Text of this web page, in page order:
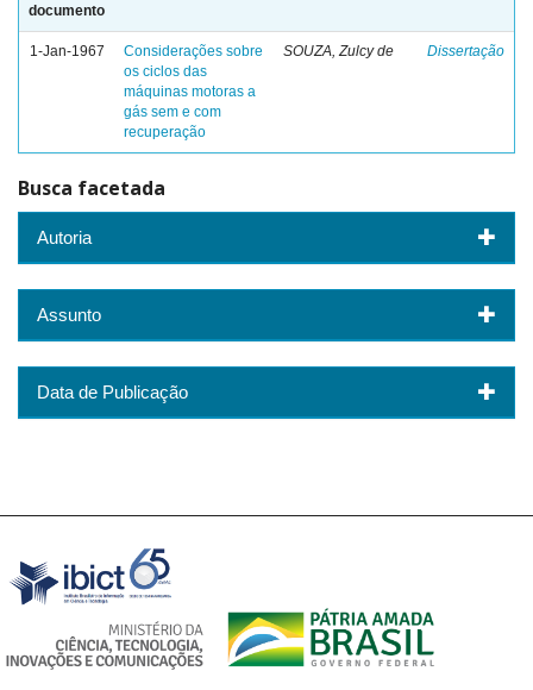
documento
1-Jan-1967
Considerações sobre
os ciclos das
máquinas motoras a
gás sem e com
recuperação
SOUZA, Zulcy de Dissertação
Busca facetada
Autoria
Assunto
Data de Publicação